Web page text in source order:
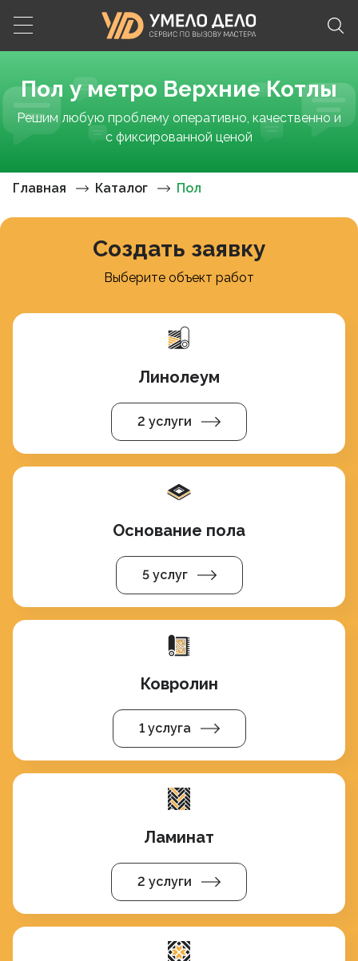
Пол у метро Верхние Котлы
Решим любую проблему оперативно, качественно и
с фиксированной ценой
Главная Каталог Пол
Создать заявку
Выберите объект работ
Линолеум
2 услуги
Основание пола
5 услуг
Ковролин
1 услуга
Ламинат
2 услуги